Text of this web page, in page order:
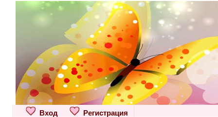
Вход Регистрация